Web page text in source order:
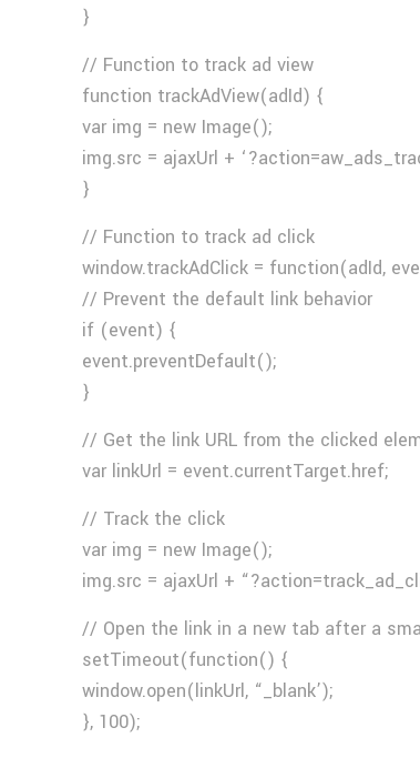
}
// Function to track ad view
function trackAdView(adId) {
var img = new Image();
img.src = ajaxUrl +
}
// Function to track ad click
window.trackAdClick = function(adId,
// Prevent the default link behavior
if (event) {
event.preventDefault();
}
// Get the link URL from the clicked
var linkUrl = event.currentTarget.href;
// Track the click
var img = new Image();
img.src = ajaxUrl +
// Open the link in a new tab after a
setTimeout(function() {
window.open(linkUrl, “_blank’);
}, 100);